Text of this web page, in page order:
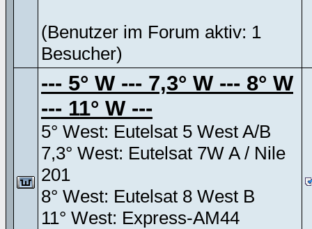
(Benutzer im Forum aktiv: 1
Besucher)
--- 5° W --- 7,3° W --- 8° W
--- 11° W ---
5° West: Eutelsat 5 West A/B
7,3° West: Eutelsat 7W A / Nile
201
8° West: Eutelsat 8 West B
11° West: Express-AM44